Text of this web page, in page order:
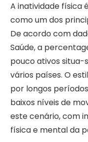
A inatividade física
como um dos
De acordo com
Saúde, a
pouco ativos situa-
vários países. O
por longos
baixos níveis de
este cenário, com
física e mental da